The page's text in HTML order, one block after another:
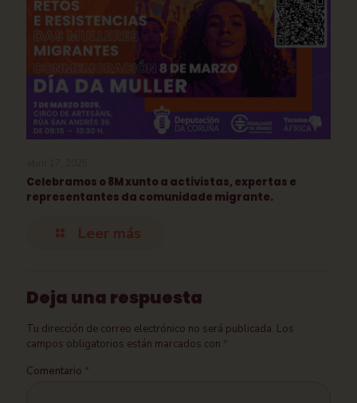
Celebramos o 8M xunto a activistas, expertas e
representantes da comunidade migrante.
Leer más
Deja una respuesta
Tu dirección de correo electrónico no será publicada. Los
campos obligatorios están marcados con *
Comentario *